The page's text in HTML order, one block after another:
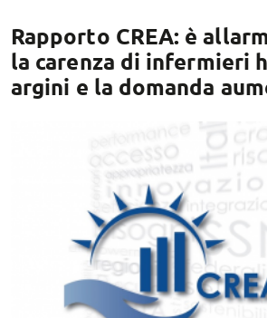
Rapporto CREA: è
la carenza di infermieri
argini e la domanda